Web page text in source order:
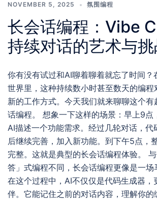
NOVEMBER 5, 2025 氛围编程
长会话编程：Vibe
持续对话的艺术与
你有没有试过和AI聊着聊着就忘了时间
世界里，这种持续数小时甚至数天的编程
新的工作方式。今天我们就来聊聊这个
话编程。 想象一下这样的场景：早上9点
AI描述一个功能需求。经过几轮对话，代
后继续完善，加入新功能。到下午5点，
完整。这就是典型的长会话编程体验。
答」式编程不同，长会话编程更像是一场
在这个过程中，AI不仅仅是代码生成器，
伴。它能记住之前的对话内容，理解你